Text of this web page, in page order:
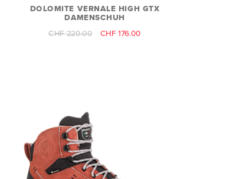
DOLOMITE VERNALE HIGH GTX
DAMENSCHUH
CHF 220.00
CHF 176.00